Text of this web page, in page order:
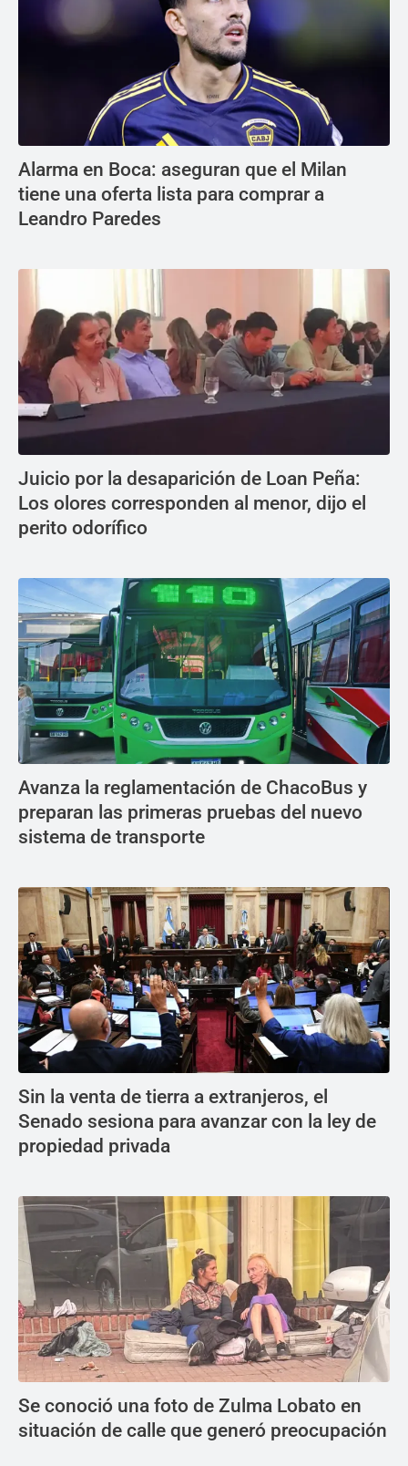
Alarma en Boca: aseguran que el Milan
tiene una oferta lista para comprar a
Leandro Paredes
Juicio por la desaparición de Loan Peña:
Los olores corresponden al menor, dijo el
perito odorífico
Avanza la reglamentación de ChacoBus y
preparan las primeras pruebas del nuevo
sistema de transporte
Sin la venta de tierra a extranjeros, el
Senado sesiona para avanzar con la ley de
propiedad privada
Se conoció una foto de Zulma Lobato en
situación de calle que generó preocupación